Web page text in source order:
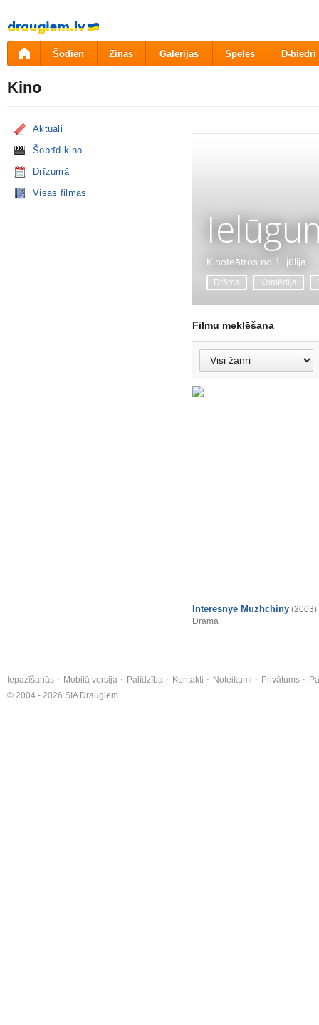
Pāriet
uz
saturu
Šodien Ziņas Galerijas Spēles D-biedri
Kino
Aktuāli
Šobrīd kino
Drīzumā
Visas filmas
Kinoteātros no 1. jūlija
Drāma Komēdija
Filmu meklēšana
Interesnye Muzhchiny (2003)
Drāma
Iepazīšanās Mobilā versija Palīdzība Kontakti Noteikumi Privātums
© 2004 - 2026 SIA Draugiem